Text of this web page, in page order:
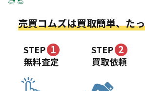
売買コムズは買取簡単、た
STEP 1
無料査定
STEP 2
買取依頼